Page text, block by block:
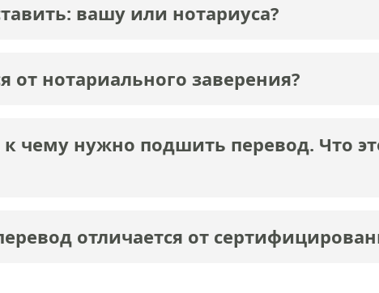
вашу или нотариуса?
от нотариального заверения?
чему нужно подшить перевод. Что
отличается от